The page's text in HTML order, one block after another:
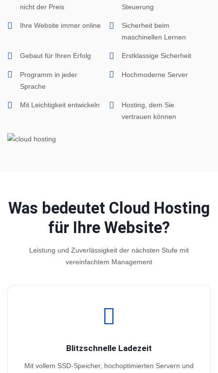
nicht der Preis
Steuerung
Ihre Website immer online
Sicherheit beim
maschinellen Lernen
Gebaut für Ihren Erfolg Erstklassige Sicherheit
Programm in jeder
Sprache
Hochmoderne Server
Mit Leichtigkeit entwickeln
Hosting, dem Sie
vertrauen können
Was bedeutet Cloud Hosting
für Ihre Website?
Leistung und Zuverlässigkeit der nächsten Stufe mit
vereinfachtem Management
Blitzschnelle Ladezeit
Mit vollem SSD-Speicher, hochoptimierten Servern und